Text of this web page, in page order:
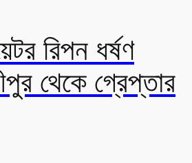
রিপন ধর্ষণ
থেকে গ্রেপ্তার